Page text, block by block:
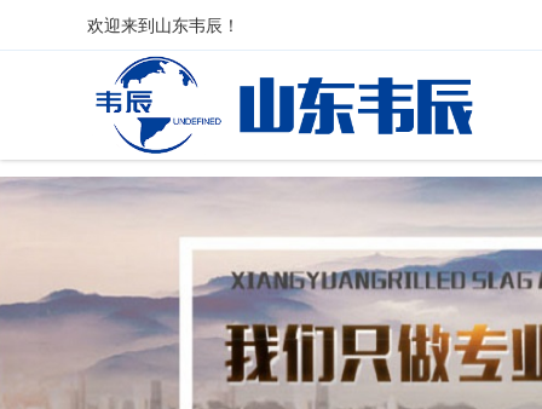
欢迎来到 山东韦辰 ！